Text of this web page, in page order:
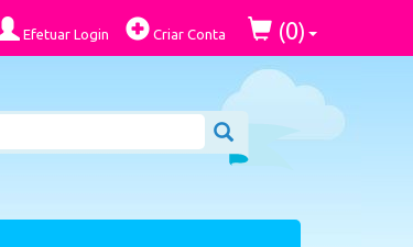
Efetuar Login Criar Conta (0)